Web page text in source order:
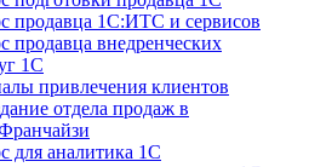
продавца 1С:ИТС и сервисов
продавца внедренческих
1С
привлечения клиентов
отдела продаж в
для аналитика 1С